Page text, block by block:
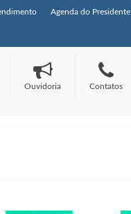
Agenda do Presidente
Ouvidoria Contatos